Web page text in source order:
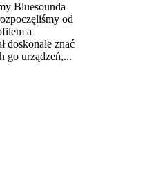
Bluesounda
od
a
doskonale znać
go urządzeń,...